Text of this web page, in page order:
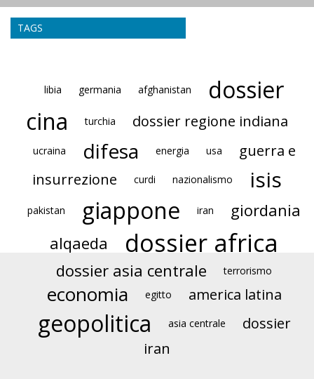
TAGS
libia germania afghanistan
dossier
cina
turchia dossier regione indiana
ucraina difesa energia usa
guerra e
insurrezione
curdi nazionalismo isis
pakistan giappone iran
giordania
alqaeda
dossier africa
dossier asia centrale terrorismo
economia egitto america latina
geopolitica asia centrale
dossier
iran